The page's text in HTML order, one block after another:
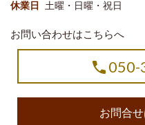
休業日 土曜・日曜・祝日
お問い合わせはこちらへ
050-
お問合